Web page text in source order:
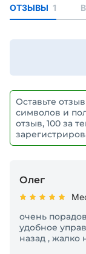
ОТЗЫВЫ 1
Оставьте
символов и
отзыв, 100 за
Олег
очень
удобное
назад , жалко